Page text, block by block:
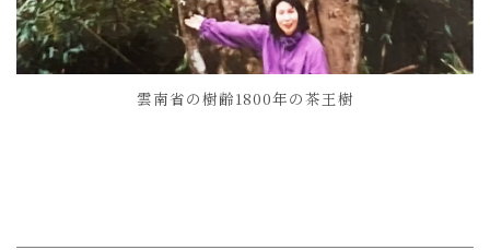
雲南省の樹齢1800年の茶王樹